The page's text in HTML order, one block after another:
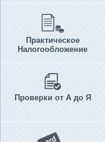
Практическое
Налогообложение
Проверки от А до Я